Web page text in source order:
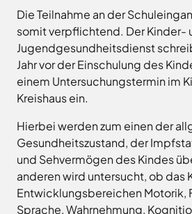
Die Teilnahme an der
somit verpflichtend. Der Kinder-
Jugendgesundheitsdienst
Jahr vor der Einschulung des
einem Untersuchungstermin im
Kreishaus ein.
Hierbei werden zum einen der
Gesundheitszustand, der
und Sehvermögen des Kindes
anderen wird untersucht, ob das
Entwicklungsbereichen Motorik,
Sprache, Wahrnehmung,
Landschaftsverband
Osnabrücker
Land
MaßArbeit
Naturpark
TERRA.vita
Naturschutzstiftung
des
Landkreises
Osnabrück
Niedersächsische
Landgesellschaft
Osnabrücker
Zum
Newsletter
anmelden
Montag -
Mittwoch
8.00
-
16.00
Uhr
Donnerstag
17.30
Uhr
Freitag 8.00
-
12.00
Website
der
Stadt
Osnabrück
.
Artland
Bad
Essen
Bad